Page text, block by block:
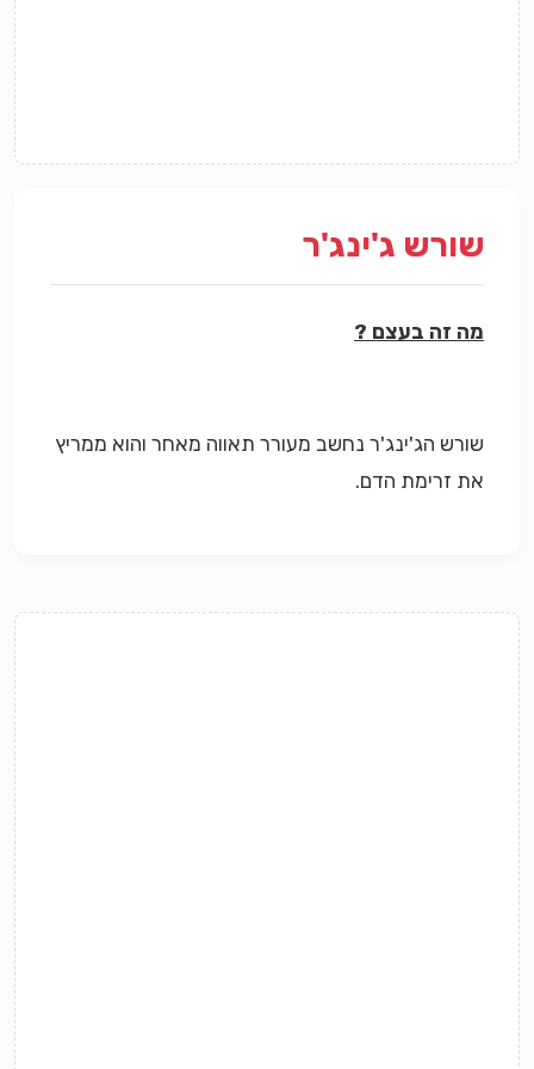
שורש ג'ינג'ר
מה זה בעצם ?
שורש הג'ינג'ר נחשב מעורר תאווה מאחר והוא ממריץ
את זרימת הדם.